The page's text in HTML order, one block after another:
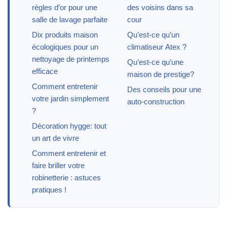
règles d’or pour une
salle de lavage parfaite
Dix produits maison
écologiques pour un
nettoyage de printemps
efficace
Comment entretenir
votre jardin simplement
?
Décoration hygge: tout
un art de vivre
Comment entretenir et
faire briller votre
robinetterie : astuces
pratiques !
des voisins dans sa
cour
Qu’est-ce qu’un
climatiseur Atex ?
Qu’est-ce qu’une
maison de prestige?
Des conseils pour une
auto-construction